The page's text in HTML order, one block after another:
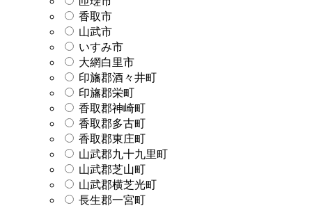
香取市
山武市
いすみ市
大網白里市
印旛郡酒々井町
印旛郡栄町
香取郡神崎町
香取郡多古町
香取郡東庄町
山武郡九十九里町
山武郡芝山町
山武郡横芝光町
長生郡一宮町